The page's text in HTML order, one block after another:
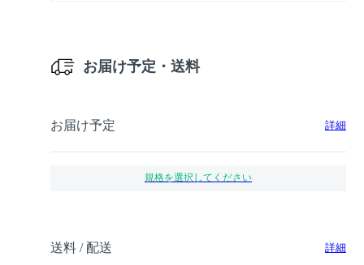
お届け予定・送料
お届け予定 詳細
規格を選択してください
送料 / 配送 詳細